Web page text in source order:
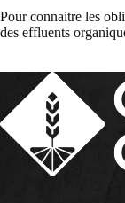
Pour connaitre les
des effluents